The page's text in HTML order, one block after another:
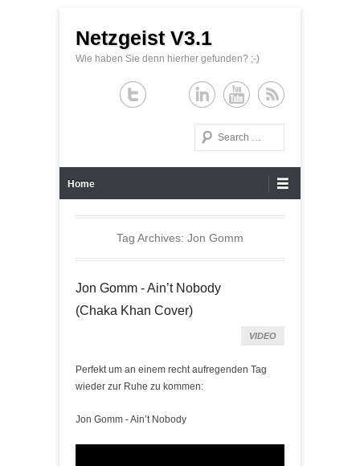
Netzgeist V3.1
Wie haben Sie denn hierher gefunden? ;-)
Search
Home
Tag Archives: Jon Gomm
Jon Gomm - Ain’t Nobody
(Chaka Khan Cover)
VIDEO
Perfekt um an einem recht aufregenden Tag
wieder zur Ruhe zu kommen:
Jon Gomm - Ain’t Nobody